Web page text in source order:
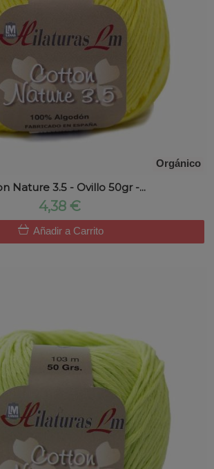
Orgánico
Nature 3.5 - Ovillo 50gr -...
4,38 €
Añadir a Carrito